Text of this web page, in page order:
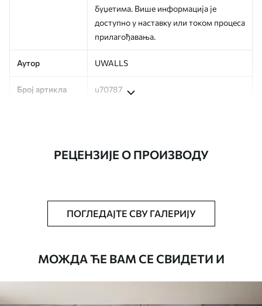
буџетима. Више информација је
доступно у наставку или током процеса
прилагођавања.
Аутор UWALLS
Број артикла u70787
Тапета се може нежно очистити меким
сунђером. Позадине са завршном
водом.
РЕЦЕНЗИЈЕ О ПРОИЗВОДУ
ПОГЛЕДАЈТЕ СВУ ГАЛЕРИЈУ
МОЖДА ЋЕ ВАМ СЕ СВИДЕТИ И